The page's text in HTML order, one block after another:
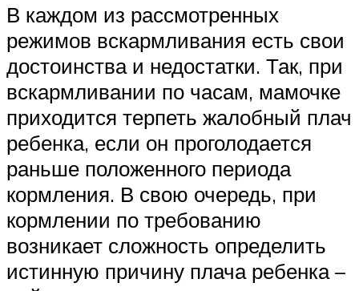
В каждом из рассмотренных
режимов вскармливания есть свои
достоинства и недостатки. Так, при
вскармливании по часам, мамочке
приходится терпеть жалобный плач
ребенка, если он проголодается
раньше положенного периода
кормления. В свою очередь, при
кормлении по требованию
возникает сложность определить
истинную причину плача ребенка –